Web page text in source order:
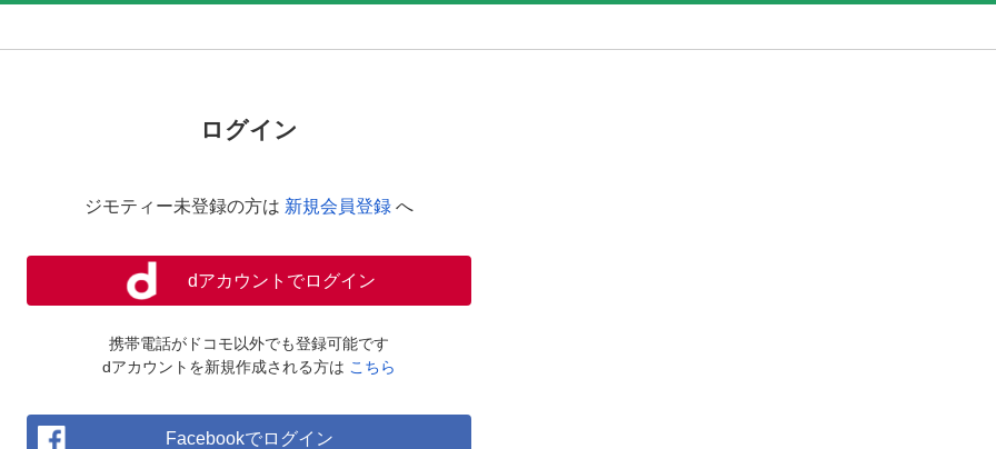
ログイン
ジモティー未登録の方は 新規会員登録 へ
dアカウントでログイン
携帯電話がドコモ以外でも登録可能です
dアカウントを新規作成される方は こちら
Facebookでログイン